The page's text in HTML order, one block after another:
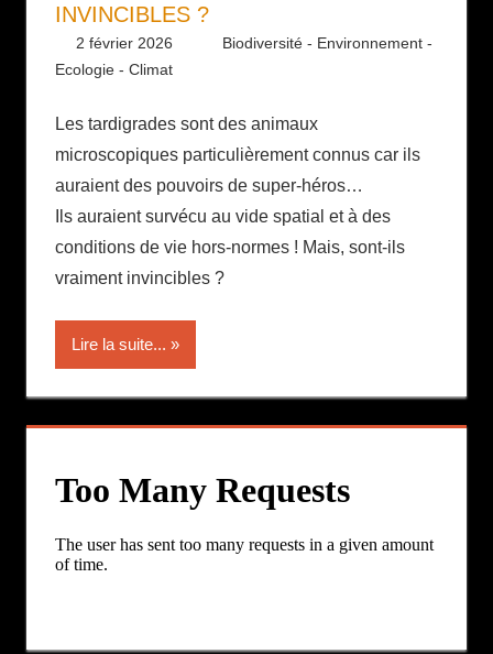
INVINCIBLES ?
2 février 2026 Daniel
Biodiversité - Environnement -
Ecologie - Climat
Les tardigrades sont des animaux
microscopiques particulièrement connus car ils
auraient des pouvoirs de super-héros…
Ils auraient survécu au vide spatial et à des
conditions de vie hors-normes ! Mais, sont-ils
vraiment invincibles ?
Lire la suite...